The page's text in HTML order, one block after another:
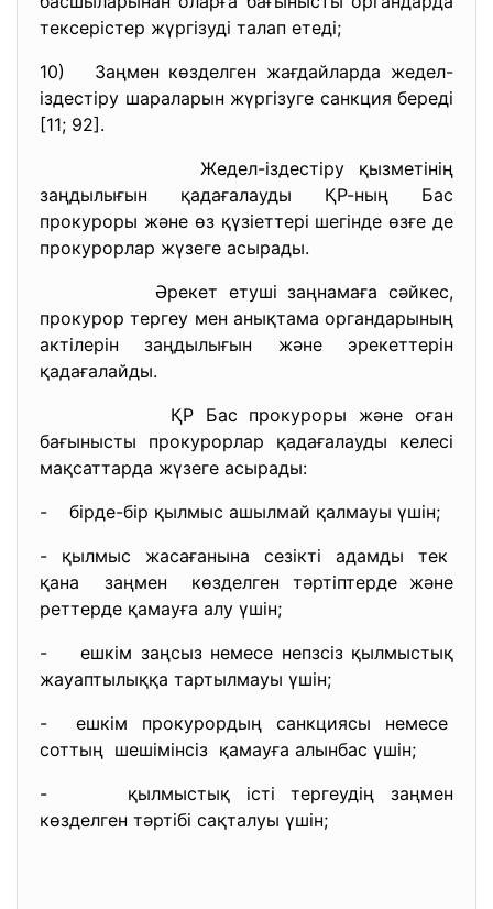
тексерістер жүргізуді талап етеді;
10) Заңмен көзделген жағдайларда жедел-
іздестіру шараларын жүргізуге санкция береді
[11; 92].
Жедел-іздестіру қызметінің
заңдылығын қадағалауды ҚР-ның Бас
прокуроры және өз қүзіеттері шегінде өзғе де
прокурорлар жүзеге асырады.
Әрекет етуші заңнамаға сәйкес,
прокурор тергеу мен анықтама органдарының
актілерін заңдылығын және эрекеттерін
қадағалайды.
ҚР Бас прокуроры және оған
бағынысты прокурорлар қадағалауды келесі
мақсаттарда жүзеге асырады:
- бірде-бір қылмыс ашылмай қалмауы үшін;
- қылмыс жасағанына сезікті адамды тек
қана заңмен көзделген тәртіптерде және
реттерде қамауға алу үшін;
- ешкім заңсыз немесе непзсіз қылмыстық
жауаптылыққа тартылмауы үшін;
- ешкім прокурордың санкциясы немесе
соттың шешімінсіз қамауға алынбас үшін;
- қылмыстық істі тергеудің заңмен
көзделген тәртібі сақталуы үшін;